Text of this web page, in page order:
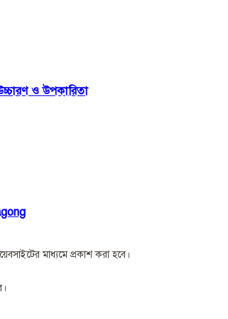
ও উপকারিতা
মাধ্যমে প্রকাশ করা হবে।